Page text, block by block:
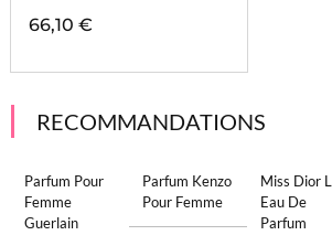
66,10 €
RECOMMANDATIONS
Parfum Pour
Femme
Guerlain
Parfum Kenzo
Pour Femme
Miss Dior L
Eau De
Parfum